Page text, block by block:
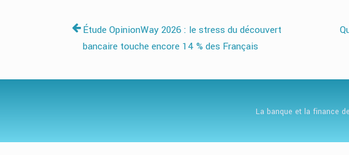
Étude OpinionWay 2026 : le stress du découvert
bancaire touche encore 14 % des Français
La banque et la finance